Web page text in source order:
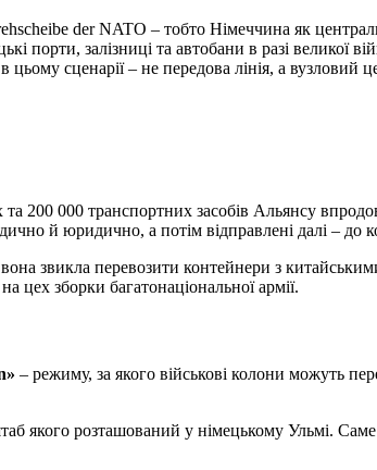
der NATO – тобто Німеччина як
порти, залізниці та автобани в разі великої
сценарії – не передова лінія, а вузловий
200 000 транспортних засобів Альянсу
й юридично, а потім відправлені далі –
звикла перевозити контейнери з
цех зборки багатонаціональної армії.
– режиму, за якого військові колони можуть
якого розташований у німецькому Ульмі. Саме